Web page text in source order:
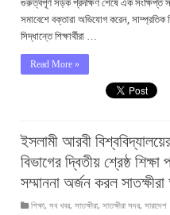
গুরুত্বপূর্ণ সড়ক প্রদক্ষিণ শেষে এক সংক্ষিপ্ত
সমাবেশে বক্তারা অভিযোগ করেন, সাম্প্রতিক
সিদ্ধান্তে শিক্ষার্থীরা …
Read More »
ইসলামী আরবী
বিভাগের দ্বিতীয় শ্রেষ্ঠ শিক্ষা
সম্মাননা অর্জন করল সাতক্ষীরা
শিক্ষা, সব খবর, সাতক্ষীরা, সাতক্ষীরা সদর, সারাদেশ